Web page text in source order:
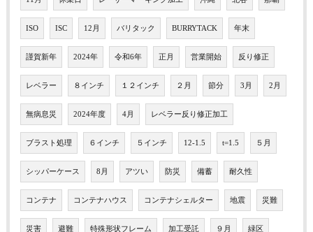
ISO ISC 12月 バリタック BURRYTACK 年末
謹賀新年 2024年 令和6年 正月 営業開始 反り修正
レベラー ８インチ １２インチ ２月 節分 3月 2月
無病息災 2024年度 4月 レベラー反り修正加工
ブラスト処理 ６インチ ５インチ 12-1.5 t=1.5 ５月
シッパーケース 8月 アツい 防災 備蓄 耐久性
コンテナ コンテナハウス コンテナシェルター 地震 災難
災害 避難 特殊形状フレーム 加工受託 ９月 緑区